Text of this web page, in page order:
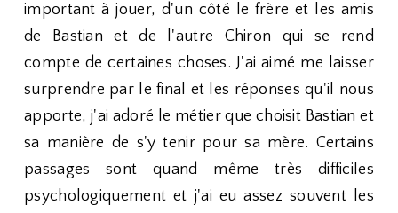
important à jouer, d'un côté le frère et les amis
de Bastian et de l'autre Chiron qui se rend
compte de certaines choses. J'ai aimé me laisser
surprendre par le final et les réponses qu'il nous
apporte, j'ai adoré le métier que choisit Bastian et
sa manière de s'y tenir pour sa mère. Certains
passages sont quand même très difficiles
psychologiquement et j'ai eu assez souvent les